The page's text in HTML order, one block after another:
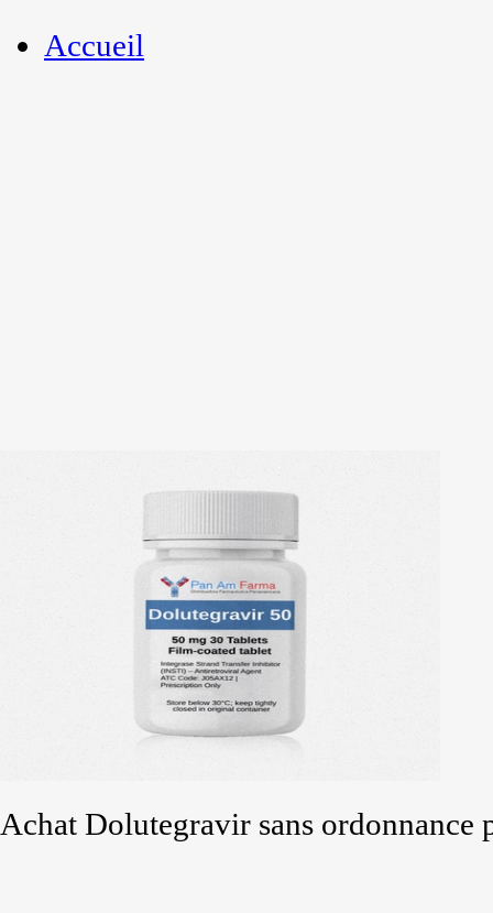
Accueil
Achat Dolutegravir sans ordonnance